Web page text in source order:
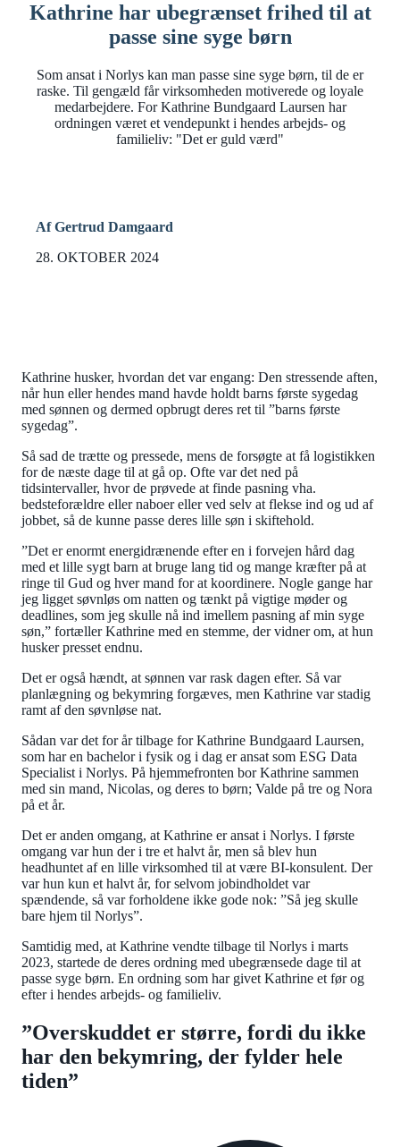
Kathrine har ubegrænset frihed til at
passe sine syge børn
Som ansat i Norlys kan man passe sine syge børn, til de er
raske. Til gengæld får virksomheden motiverede og loyale
medarbejdere. For Kathrine Bundgaard Laursen har
ordningen været et vendepunkt i hendes arbejds- og
familieliv: "Det er guld værd"
Af Gertrud Damgaard
28. OKTOBER 2024
Kathrine husker, hvordan det var engang: Den stressende aften,
når hun eller hendes mand havde holdt barns første sygedag
med sønnen og dermed opbrugt deres ret til ”barns første
sygedag”.
Så sad de trætte og pressede, mens de forsøgte at få logistikken
for de næste dage til at gå op. Ofte var det ned på
tidsintervaller, hvor de prøvede at finde pasning vha.
bedsteforældre eller naboer eller ved selv at flekse ind og ud af
jobbet, så de kunne passe deres lille søn i skiftehold.
”Det er enormt energidrænende efter en i forvejen hård dag
med et lille sygt barn at bruge lang tid og mange kræfter på at
ringe til Gud og hver mand for at koordinere. Nogle gange har
jeg ligget søvnløs om natten og tænkt på vigtige møder og
deadlines, som jeg skulle nå ind imellem pasning af min syge
søn,” fortæller Kathrine med en stemme, der vidner om, at hun
husker presset endnu.
Det er også hændt, at sønnen var rask dagen efter. Så var
planlægning og bekymring forgæves, men Kathrine var stadig
ramt af den søvnløse nat.
Sådan var det for år tilbage for Kathrine Bundgaard Laursen,
som har en bachelor i fysik og i dag er ansat som ESG Data
Specialist i Norlys. På hjemmefronten bor Kathrine sammen
med sin mand, Nicolas, og deres to børn; Valde på tre og Nora
på et år.
Det er anden omgang, at Kathrine er ansat i Norlys. I første
omgang var hun der i tre et halvt år, men så blev hun
headhuntet af en lille virksomhed til at være BI-konsulent. Der
var hun kun et halvt år, for selvom jobindholdet var
spændende, så var forholdene ikke gode nok: ”Så jeg skulle
bare hjem til Norlys”.
Samtidig med, at Kathrine vendte tilbage til Norlys i marts
2023, startede de deres ordning med ubegrænsede dage til at
passe syge børn. En ordning som har givet Kathrine et før og
efter i hendes arbejds- og familieliv.
”Overskuddet er større, fordi du ikke
har den bekymring, der fylder hele
tiden”